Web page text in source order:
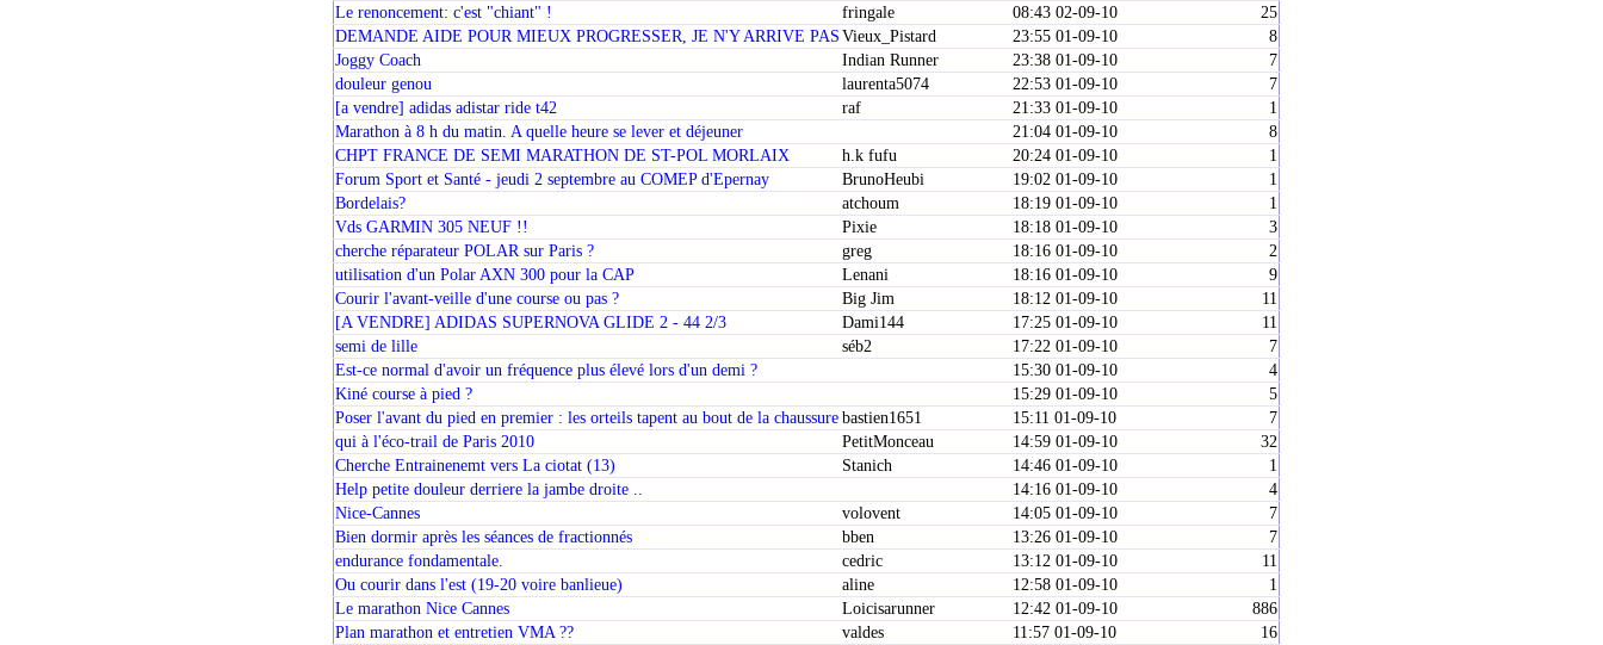
Le renoncement: c'est "chiant" !
fringale 08:43 02-09-10
25
DEMANDE AIDE POUR MIEUX PROGRESSER, JE N'Y ARRIVE PAS Vieux_Pistard 23:55 01-09-10
8
Joggy Coach
Indian Runner 23:38 01-09-10
7
douleur genou
laurenta5074 22:53 01-09-10
7
[a vendre] adidas adistar ride t42
raf 21:33 01-09-10
1
Marathon à 8 h du matin. A quelle heure se lever et déjeuner
21:04 01-09-10
8
CHPT FRANCE DE SEMI MARATHON DE ST-POL MORLAIX
h.k fufu 20:24 01-09-10
1
Forum Sport et Santé - jeudi 2 septembre au COMEP d'Epernay
BrunoHeubi 19:02 01-09-10
1
Bordelais?
atchoum 18:19 01-09-10
1
Vds GARMIN 305 NEUF !!
Pixie 18:18 01-09-10
3
cherche réparateur POLAR sur Paris ?
greg 18:16 01-09-10
2
utilisation d'un Polar AXN 300 pour la CAP
Lenani 18:16 01-09-10
9
Courir l'avant-veille d'une course ou pas ?
Big Jim 18:12 01-09-10
11
[A VENDRE] ADIDAS SUPERNOVA GLIDE 2 - 44 2/3
Dami144 17:25 01-09-10
11
semi de lille
séb2 17:22 01-09-10
7
Est-ce normal d'avoir un fréquence plus élevé lors d'un demi ?
15:30 01-09-10
4
Kiné course à pied ?
15:29 01-09-10
5
Poser l'avant du pied en premier : les orteils tapent au bout de la chaussure bastien1651 15:11 01-09-10
7
qui à l'éco-trail de Paris 2010
PetitMonceau 14:59 01-09-10
32
Cherche Entrainenemt vers La ciotat (13)
Stanich 14:46 01-09-10
1
Help petite douleur derriere la jambe droite ..
14:16 01-09-10
4
Nice-Cannes
volovent 14:05 01-09-10
7
Bien dormir après les séances de fractionnés
bben 13:26 01-09-10
7
endurance fondamentale.
cedric 13:12 01-09-10
11
Ou courir dans l'est (19-20 voire banlieue)
aline 12:58 01-09-10
1
Le marathon Nice Cannes
Loicisarunner 12:42 01-09-10
886
Plan marathon et entretien VMA ??
valdes 11:57 01-09-10 16